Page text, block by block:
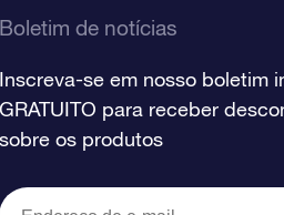
Boletim de notícias
Inscreva-se em nosso boletim
GRATUITO para receber
sobre os produtos